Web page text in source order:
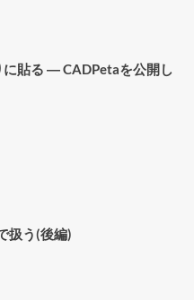
貼る ― CADPetaを公開し
扱う(後編)